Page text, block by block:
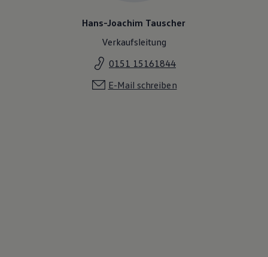
Hans-Joachim Tauscher
Verkaufsleitung
0151 15161844
E-Mail schreiben